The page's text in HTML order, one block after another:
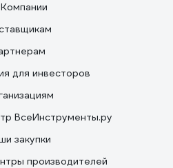
для инвесторов
ВсеИнструменты.ру
закупки
производителей